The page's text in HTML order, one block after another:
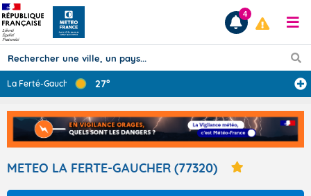
Prévisions
TOUS LES RÉSULTATS
Articles
4
La Ferté-Gauche ... 27°
METEO LA FERTE-GAUCHER (77320)